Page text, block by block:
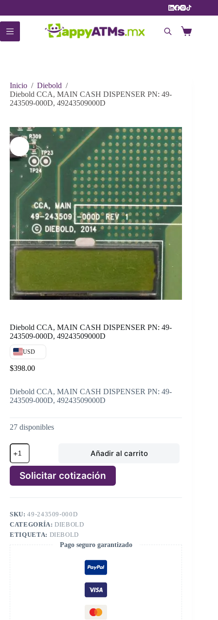
contenido
Carro
Inicio / Diebold /
Diebold CCA, MAIN CASH DISPENSER PN: 49-
243509-000D, 49243509000D
Diebold CCA, MAIN CASH DISPENSER PN: 49-
243509-000D, 49243509000D
USD
$398.00
Diebold CCA, MAIN CASH DISPENSER PN: 49-
243509-000D, 49243509000D
27 disponibles
Diebold
CCA,
MAIN
CASH
DISPENSER
PN:
49-
000D,
49243509000D
cantidad
Añadir al carrito
Solicitar cotización
l
e
r
n
t
i
v
e
:
SKU:49-243509-000D
CATEGORÍA:DIEBOLD
ETIQUETA: DIEBOLD
Pago seguro garantizado